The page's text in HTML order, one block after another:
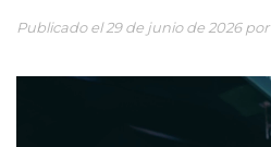
Publicado el 29 de junio de 2026 por